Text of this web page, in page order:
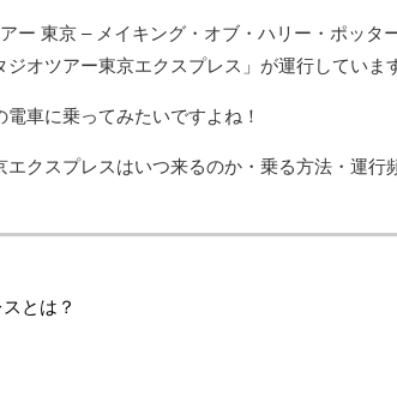
ー 東京 – メイキング・オブ・ハリー・ポッタ
オツアー東京エクスプレス」が運行していま
車に乗ってみたいですよね！
エクスプレスはいつ来るのか・乗る方法・運行
とは？